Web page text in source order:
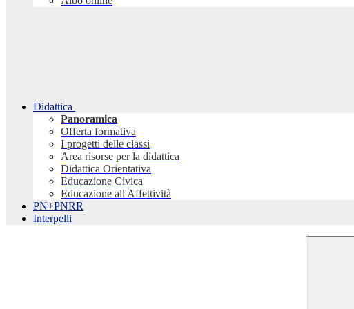
Didattica
Panoramica
Offerta formativa
I progetti delle classi
Area risorse per la didattica
Didattica Orientativa
Educazione Civica
Educazione all'Affettività
PN+PNRR
Interpelli